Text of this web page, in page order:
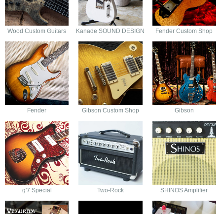
Wood Custom Guitars Kanade SOUND DESIGN Fender Custom Shop
Fender Gibson Custom Shop Gibson
g'7 Special Two-Rock SHINOS Amplifier